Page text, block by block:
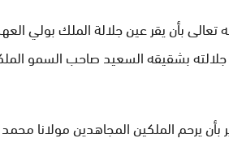
تعالى بأن يقر عين جلالة الملك بولي
جلالته بشقيقه السعيد صاحب السمو
بأن يرحم الملكين المجاهدين مولانا